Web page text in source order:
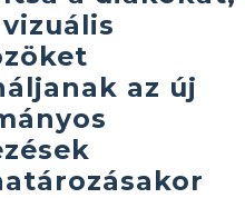
az új